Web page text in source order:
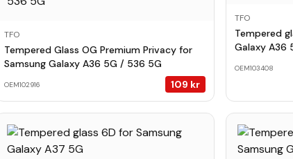
TFO
Tempered Glass OG Premium Privacy for
Samsung Galaxy A36 5G / 536 5G
OEM102916 109 kr
TFO
Tempered
Galaxy A36
OEM103408